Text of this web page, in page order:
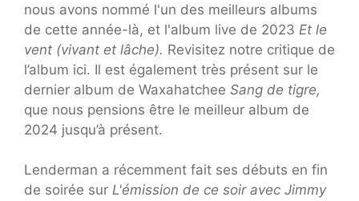
nous avons nommé l'un des meilleurs albums
de cette année-là, et l'album live de 2023 Et le
vent (vivant et lâche). Revisitez notre critique de
l’album ici. Il est également très présent sur le
dernier album de Waxahatchee Sang de tigre,
que nous pensions être le meilleur album de
2024 jusqu’à présent.
Lenderman a récemment fait ses débuts en fin
de soirée sur L'émission de ce soir avec Jimmy